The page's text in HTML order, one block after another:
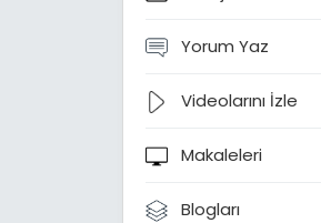
Yorum Yaz
Videolarını İzle
Makaleleri
Blogları